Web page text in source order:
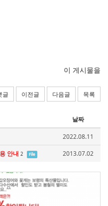
이 게시물을
글 이전글 다음글 목록
날짜
2022.08.11
안내 2 File 2013.07.02